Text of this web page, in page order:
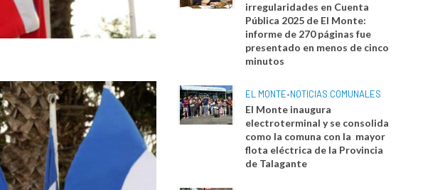
irregularidades en Cuenta
Pública 2025 de El Monte:
informe de 270 páginas fue
presentado en menos de cinco
minutos
EL MONTE•NOTICIAS COMUNALES
El Monte inaugura
electroterminal y se consolida
como la comuna con la mayor
flota eléctrica de la Provincia
de Talagante